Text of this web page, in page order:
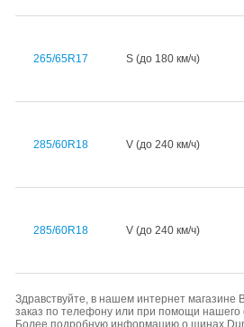
265/65R17 S (до 180 км/ч)
285/60R18 V (до 240 км/ч)
285/60R18 V (до 240 км/ч)
Здравствуйте, в нашем интернет
заказ по телефону или при помощи нашего
Более подробную информацию о шинах